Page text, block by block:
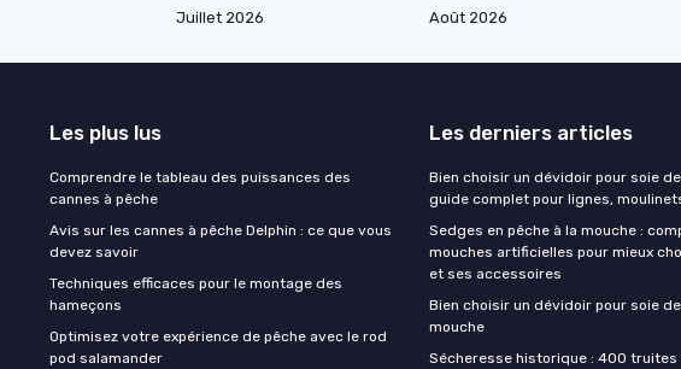
Juillet 2026 Août 2026
Les plus lus
Comprendre le tableau des puissances des
cannes à pêche
Avis sur les cannes à pêche Delphin : ce que vous
devez savoir
Techniques efficaces pour le montage des
hameçons
Optimisez votre expérience de pêche avec le rod
pod salamander
Les derniers articles
Bien choisir un dévidoir pour soie
guide complet pour lignes,
Sedges en pêche à la mouche :
mouches artificielles pour mieux
et ses accessoires
Bien choisir un dévidoir pour soie
mouche
Sécheresse historique : 400 truites